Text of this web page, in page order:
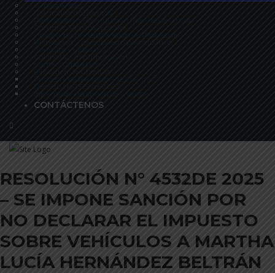
Generalidades
Calendario de Eventos
Participación Formulación Plan de Desarrollo
Compras Públicas Locales
Diagnóstico e identificación de Problemas
Planeación y presupuesto participativo
Consulta Ciudadana
Colaboración e innovación
Control Ciudadano
Rendición de Cuentas
Encuesta de Rendición de Cuentas
Decreto No 1379 de 2022
Informe de Rendición de Cuentas
CONTÁCTENOS
RESOLUCIÓN N° 4532DE 2025
– SE IMPONE SANCIÓN POR
NO DECLARAR EL IMPUESTO
SOBRE VEHÍCULOS A MARTHA
LUCÍA HERNÁNDEZ BELTRÁN